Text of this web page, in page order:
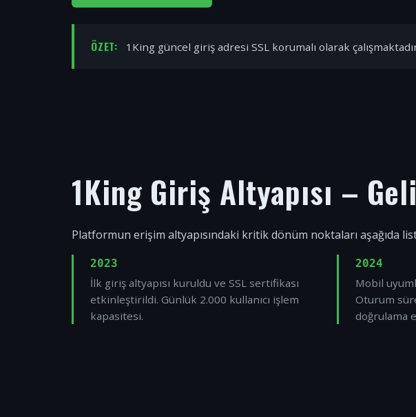
ÖZET: 1King güncel giriş adresi SSL korumalı olarak
1King Giriş Altyapısı –
Platformun erişim altyapısındaki kritik dönüm noktaları aşağıda
2023
İlk giriş altyapısı kuruldu ve SSL sertifikası
etkinleştirildi. Günlük 2.000 kullanıcı işlem
kapasitesi.
2024
Mobil
Oturum
doğrulama